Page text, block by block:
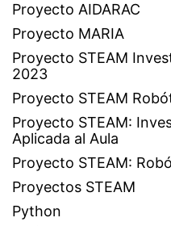
Proyecto AIDARAC
Proyecto MARIA
Proyecto STEAM
2023
Proyecto STEAM
Proyecto STEAM:
Aplicada al Aula
Proyecto STEAM:
Proyectos STEAM
Python